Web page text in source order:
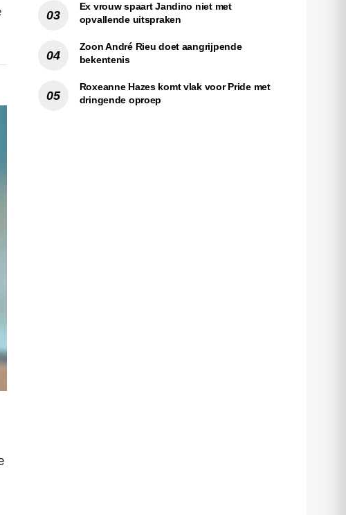
Ex vrouw spaart Jandino niet met
opvallende uitspraken
Zoon André Rieu doet aangrijpende
bekentenis
Roxeanne Hazes komt vlak voor Pride met
dringende oproep